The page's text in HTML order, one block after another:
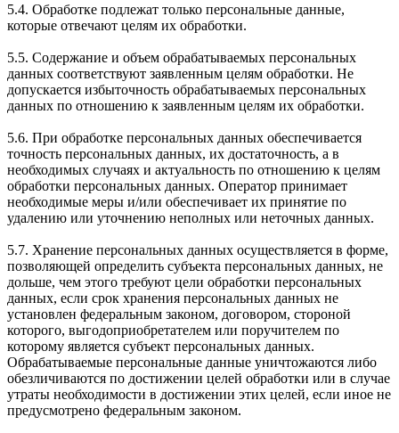
5.4. Обработке подлежат только персональные данные,
которые отвечают целям их обработки.
5.5. Содержание и объем обрабатываемых персональных
данных соответствуют заявленным целям обработки. Не
допускается избыточность обрабатываемых персональных
данных по отношению к заявленным целям их обработки.
5.6. При обработке персональных данных обеспечивается
точность персональных данных, их достаточность, а в
необходимых случаях и актуальность по отношению к целям
обработки персональных данных. Оператор принимает
необходимые меры и/или обеспечивает их принятие по
удалению или уточнению неполных или неточных данных.
5.7. Хранение персональных данных осуществляется в форме,
позволяющей определить субъекта персональных данных, не
дольше, чем этого требуют цели обработки персональных
данных, если срок хранения персональных данных не
установлен федеральным законом, договором, стороной
которого, выгодоприобретателем или поручителем по
которому является субъект персональных данных.
Обрабатываемые персональные данные уничтожаются либо
обезличиваются по достижении целей обработки или в случае
утраты необходимости в достижении этих целей, если иное не
предусмотрено федеральным законом.